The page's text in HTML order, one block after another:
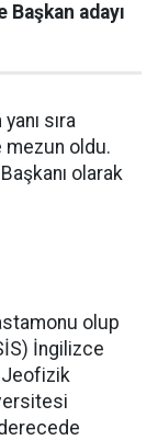
adayı
sıra
oldu.
olarak
olup
İngilizce
Jeofizik